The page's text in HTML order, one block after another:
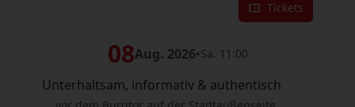
Tickets
08Aug. 2026•Sa. 11:00
Unterhaltsam, informativ & authentisch